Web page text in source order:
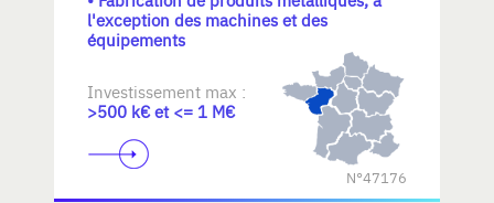
l'exception des machines et des
équipements
Investissement max :
>500 k€ et <= 1 M€
N°47176